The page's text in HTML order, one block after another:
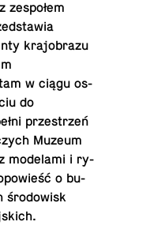
zespołem
kra­jo­brazu
w ciągu os­
do
przestrzeń
Muzeum
mod­e­lami i ry­
o bu­
środowisk